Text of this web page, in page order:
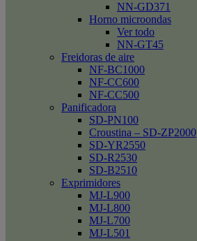
NN-GD371
Horno microondas
Ver todo
NN-GT45
Freidoras de aire
NF-BC1000
NF-CC600
NF-CC500
Panificadora
SD-PN100
Croustina – SD-ZP2000
SD-YR2550
SD-R2530
SD-B2510
Exprimidores
MJ-L900
MJ-L800
MJ-L700
MJ-L501